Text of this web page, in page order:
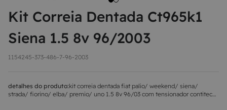
Kit Correia Dentada Ct965k1
Siena 1.5 8v 96/2003
1154245-373-486-7-96-2003
detalhes do produto:kit correia dentada fiat palio/ weekend/ siena/
strada/ fiorino/ elba/ premio/ uno 1.5 8v 96/03 com tensionador contitech